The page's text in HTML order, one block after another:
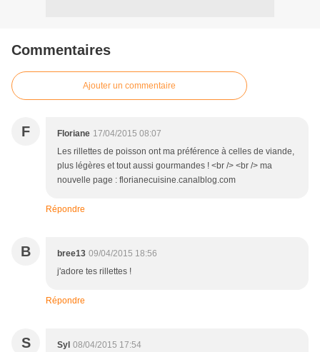
Commentaires
Ajouter un commentaire
F Floriane 17/04/2015 08:07
Les rillettes de poisson ont ma préférence à celles de viande,
plus légères et tout aussi gourmandes ! <br /> <br /> ma
nouvelle page : florianecuisine.canalblog.com
Répondre
B bree13 09/04/2015 18:56
j'adore tes rillettes !
Répondre
S Syl 08/04/2015 17:54